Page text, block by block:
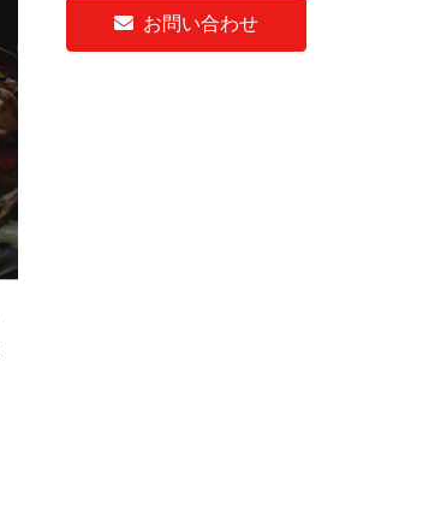
お問い合わせ